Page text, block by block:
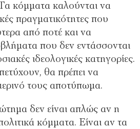
κόµµατα καλούνται να
πραγµατικότητες που
από ποτέ και να
που δεν εντάσσονται
ιδεολογικές κατηγορίες.
θα πρέπει να
τους αποτύπωµα.
δεν είναι απλώς αν η
κόµµατα. Είναι αν τα